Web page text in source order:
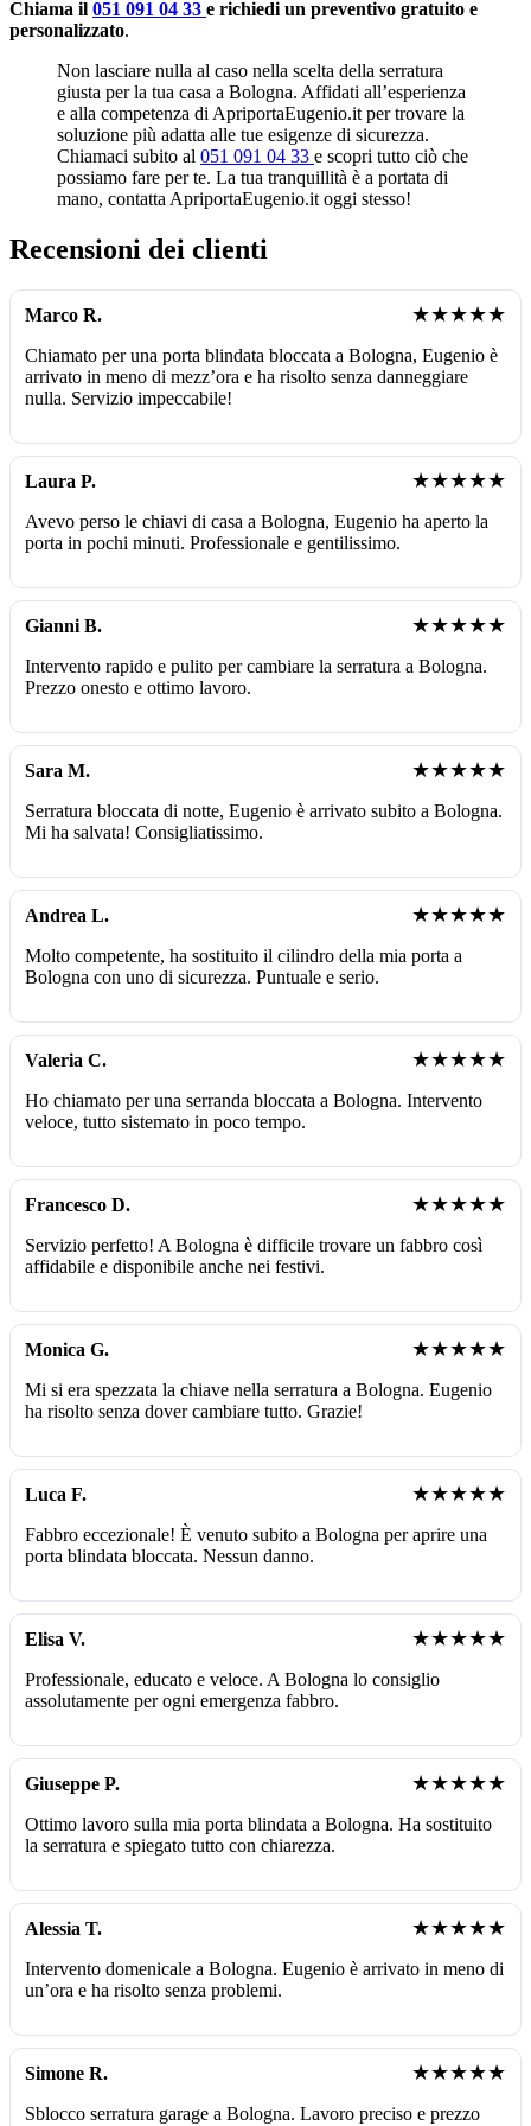
Chiama il 051 091 04 33 e richiedi un preventivo gratuito e
personalizzato.
Non lasciare nulla al caso nella scelta della serratura
giusta per la tua casa a Bologna. Affidati all’esperienza
e alla competenza di ApriportaEugenio.it per trovare la
soluzione più adatta alle tue esigenze di sicurezza.
Chiamaci subito al 051 091 04 33 e scopri tutto ciò che
possiamo fare per te. La tua tranquillità è a portata di
mano, contatta ApriportaEugenio.it oggi stesso!
Recensioni dei clienti
Marco R. ★★★★★
Chiamato per una porta blindata bloccata a Bologna, Eugenio è
arrivato in meno di mezz’ora e ha risolto senza danneggiare
nulla. Servizio impeccabile!
Laura P. ★★★★★
Avevo perso le chiavi di casa a Bologna, Eugenio ha aperto la
porta in pochi minuti. Professionale e gentilissimo.
Gianni B. ★★★★★
Intervento rapido e pulito per cambiare la serratura a Bologna.
Prezzo onesto e ottimo lavoro.
Sara M. ★★★★★
Serratura bloccata di notte, Eugenio è arrivato subito a Bologna.
Mi ha salvata! Consigliatissimo.
Andrea L. ★★★★★
Molto competente, ha sostituito il cilindro della mia porta a
Bologna con uno di sicurezza. Puntuale e serio.
Valeria C. ★★★★★
Ho chiamato per una serranda bloccata a Bologna. Intervento
veloce, tutto sistemato in poco tempo.
Francesco D. ★★★★★
Servizio perfetto! A Bologna è difficile trovare un fabbro così
affidabile e disponibile anche nei festivi.
Monica G. ★★★★★
Mi si era spezzata la chiave nella serratura a Bologna. Eugenio
ha risolto senza dover cambiare tutto. Grazie!
Luca F. ★★★★★
Fabbro eccezionale! È venuto subito a Bologna per aprire una
porta blindata bloccata. Nessun danno.
Elisa V. ★★★★★
Professionale, educato e veloce. A Bologna lo consiglio
assolutamente per ogni emergenza fabbro.
Giuseppe P. ★★★★★
Ottimo lavoro sulla mia porta blindata a Bologna. Ha sostituito
la serratura e spiegato tutto con chiarezza.
Alessia T. ★★★★★
Intervento domenicale a Bologna. Eugenio è arrivato in meno di
un’ora e ha risolto senza problemi.
Simone R. ★★★★★
Sblocco serratura garage a Bologna. Lavoro preciso e prezzo